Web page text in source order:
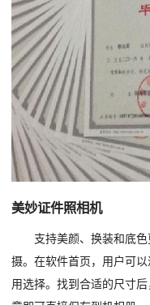
美妙证件照相机
支持美颜、换装和底
摄。在软件首页，用户可
用选择。找到合适的尺寸